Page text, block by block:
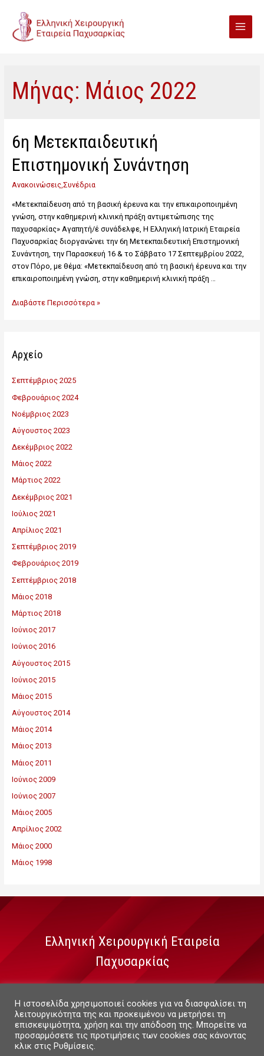
Μήνας: Μάιος 2022
6η Μετεκπαιδευτική
Επιστημονική Συνάντηση
Ανακοινώσεις,Συνέδρια
«Μετεκπαίδευση από τη βασική έρευνα και την επικαιροποιημένη
γνώση, στην καθημερινή κλινική πράξη αντιμετώπισης της
παχυσαρκίας» Αγαπητή/έ συνάδελφε, Η Ελληνική Ιατρική Εταιρεία
Παχυσαρκίας διοργανώνει την 6η Μετεκπαιδευτική Επιστημονική
Συνάντηση, την Παρασκευή 16 & το Σάββατο 17 Σεπτεμβρίου 2022,
στον Πόρο, με θέμα: «Μετεκπαίδευση από τη βασική έρευνα και την
επικαιροποιημένη γνώση, στην καθημερινή κλινική πράξη …
Διαβάστε Περισσότερα »
Αρχείο
Σεπτέμβριος 2025
Φεβρουάριος 2024
Νοέμβριος 2023
Αύγουστος 2023
Δεκέμβριος 2022
Μάιος 2022
Μάρτιος 2022
Δεκέμβριος 2021
Ιούλιος 2021
Απρίλιος 2021
Σεπτέμβριος 2019
Φεβρουάριος 2019
Σεπτέμβριος 2018
Μάιος 2018
Μάρτιος 2018
Ιούνιος 2017
Ιούνιος 2016
Αύγουστος 2015
Ιούνιος 2015
Μάιος 2015
Αύγουστος 2014
Μάιος 2014
Μάιος 2013
Μάιος 2011
Ιούνιος 2009
Ιούνιος 2007
Μάιος 2005
Απρίλιος 2002
Μάιος 2000
Μάιος 1998
Ελληνική Χειρουργική Εταιρεία
Παχυσαρκίας
Copyright © 2026 ΕΧΕΠ
Δείκτης
Η ιστοσελίδα χρησιμοποιεί cookies για να διασφαλίσει τη
λειτουργικότητα της και προκειμένου να μετρήσει τη
επισκεψιμότητα, χρήση και την απόδοση της. Μπορείτε να
προσαρμόσετε τις προτιμήσεις των cookies σας κάνοντας
κλικ στις Ρυθμίσεις.